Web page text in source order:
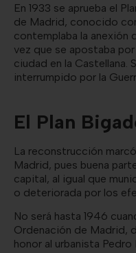
En 1933 se aprueba el
de Madrid, conocido
contemplaba la anexión
vez que se apostaba
ciudad en la Castellana.
interrumpido por la
El Plan
La reconstrucción
Madrid, pues buena
capital, al igual que
o deteriorada por los
No será hasta 1946
Ordenación de Madrid,
honor al urbanista